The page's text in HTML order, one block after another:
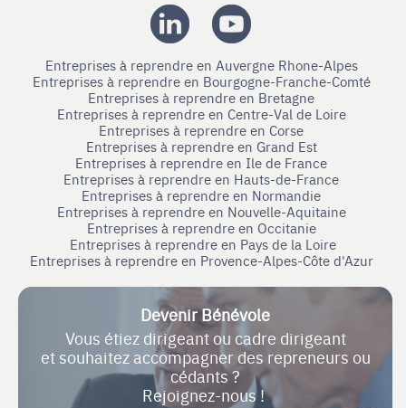
Entreprises à reprendre en Auvergne Rhone-Alpes
Entreprises à reprendre en Bourgogne-Franche-Comté
Entreprises à reprendre en Bretagne
Entreprises à reprendre en Centre-Val de Loire
Entreprises à reprendre en Corse
Entreprises à reprendre en Grand Est
Entreprises à reprendre en Ile de France
Entreprises à reprendre en Hauts-de-France
Entreprises à reprendre en Normandie
Entreprises à reprendre en Nouvelle-Aquitaine
Entreprises à reprendre en Occitanie
Entreprises à reprendre en Pays de la Loire
Entreprises à reprendre en Provence-Alpes-Côte d'Azur
Devenir Bénévole
Vous étiez dirigeant ou cadre dirigeant
et souhaitez accompagner des repreneurs ou
cédants ?
Rejoignez-nous !